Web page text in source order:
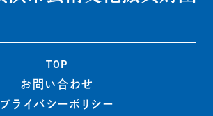
TOP
お問い合わせ
プライバシーポリシー